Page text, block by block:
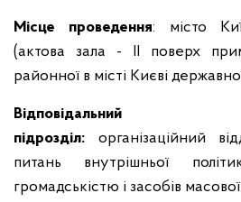
Місце проведення: місто
(актова зала - II поверх
районної в місті Києві
Відповідальний
підрозділ: організаційний
питань внутрішньої
громадськістю і засобів